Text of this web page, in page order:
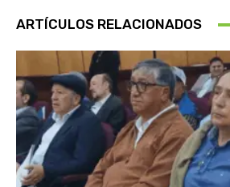
ARTÍCULOS RELACIONADOS